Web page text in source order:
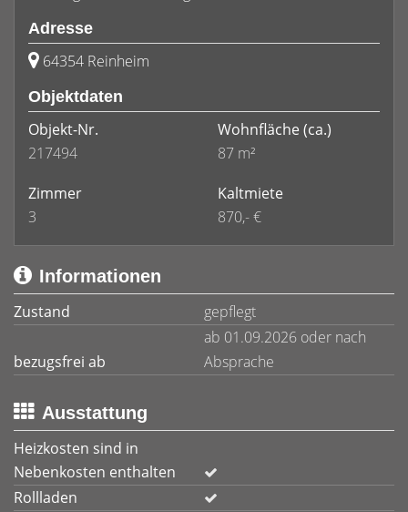
Adresse
64354 Reinheim
Objektdaten
Objekt-Nr.
217494
Wohnfläche (ca.)
87 m²
Zimmer
3
Kaltmiete
870,- €
Informationen
Zustand
gepflegt
bezugsfrei ab
ab 01.09.2026 oder nach
Absprache
Ausstattung
Heizkosten sind in
Nebenkosten enthalten
Rollladen